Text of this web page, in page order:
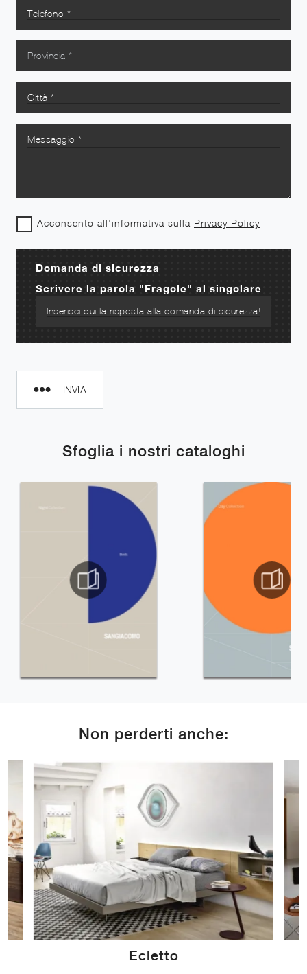
Sfoglia i nostri cataloghi
Acconsento all'informativa sulla Privacy Policy
Domanda di sicurezza
Scrivere la parola "Fragole" al singolare
INVIA
Non perderti anche:
Ecletto